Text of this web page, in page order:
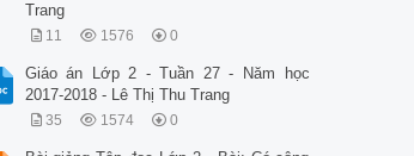
Trang
11 1576 0
Giáo án Lớp 2 - Tuần 27 - Năm học
2017-2018 - Lê Thị Thu Trang
35 1574 0